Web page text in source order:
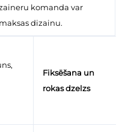
komanda var
dizainu.
Fiksēšana un
rokas dzelzs